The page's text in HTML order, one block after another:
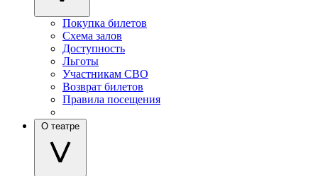
Покупка билетов
Схема залов
Доступность
Льготы
Участникам СВО
Возврат билетов
Правила посещения
О театре